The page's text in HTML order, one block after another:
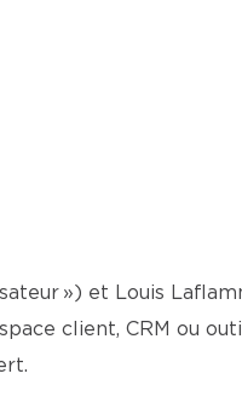
») et Louis
client, CRM ou